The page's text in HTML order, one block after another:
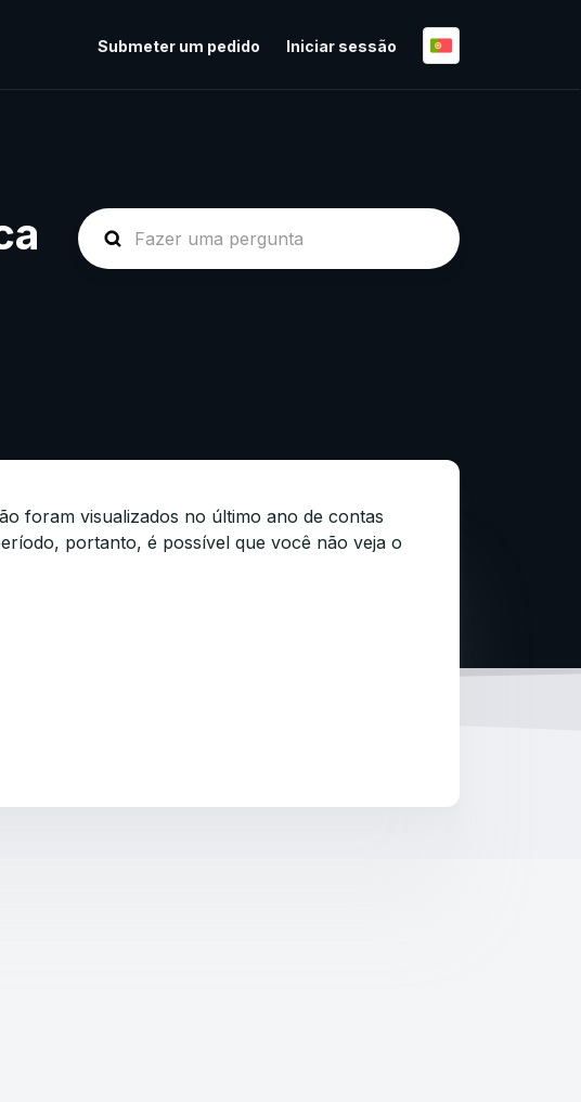
Submeter um pedido Iniciar sessão
foram visualizados no último ano de contas
portanto, é possível que você não veja o